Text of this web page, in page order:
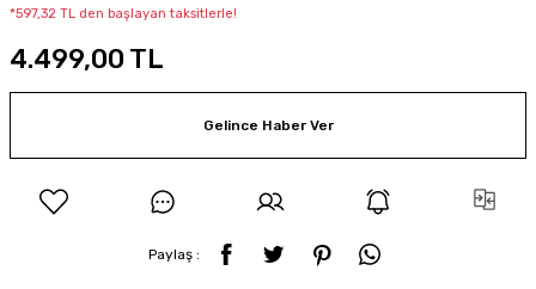
*597,32 TL den başlayan taksitlerle!
4.499,00 TL
Gelince Haber Ver
Paylaş :